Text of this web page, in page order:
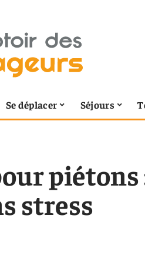
Se déplacer Séjours
stress